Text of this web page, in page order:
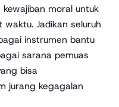
moral untuk
Jadikan seluruh
instrumen bantu
sarana pemuas
bisa
jurang kegagalan